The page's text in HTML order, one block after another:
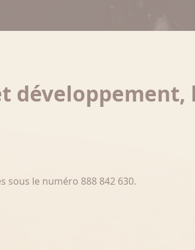
développement,
sous le numéro 888 842 630.